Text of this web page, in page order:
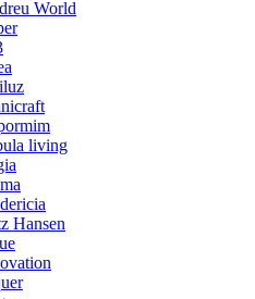
World
living
Hansen